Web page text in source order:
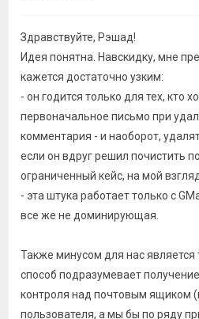
Здравствуйте, Рэшад!
Идея понятна. Навскидку, мне
кажется достаточно узким:
- он годится только для тех, кто
первоначальное письмо при
комментария - и наоборот,
если он вдруг решил почистить
ограниченный кейс, на мой
- эта штука работает только с
все же не доминирующая.
Также минусом для нас является
способ подразумевает
контроля над почтовым ящиком
пользователя, а мы бы по ряду